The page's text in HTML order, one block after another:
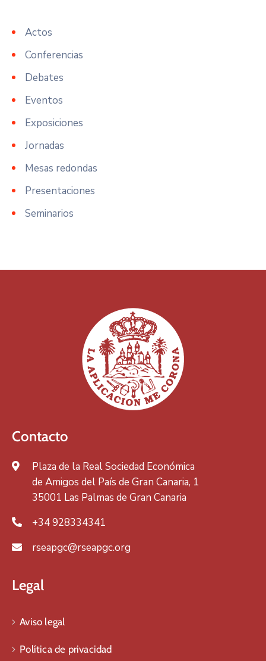
Actos
Conferencias
Debates
Eventos
Exposiciones
Jornadas
Mesas redondas
Presentaciones
Seminarios
Contacto
Plaza de la Real Sociedad Económica
de Amigos del País de Gran Canaria, 1
35001 Las Palmas de Gran Canaria
+34 928334341
rseapgc@rseapgc.org
Legal
Aviso legal
Política de privacidad